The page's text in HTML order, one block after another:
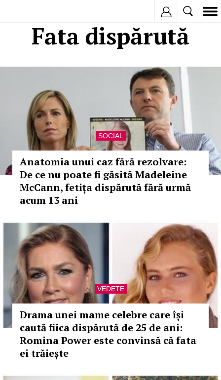
Fata dispărută
SOCIAL
Anatomia unui caz fără rezolvare:
De ce nu poate fi găsită Madeleine
McCann, fetița dispărută fără urmă
acum 13 ani
VEDETE
Drama unei mame celebre care își
caută fiica dispărută de 25 de ani:
Romina Power este convinsă că fata
ei trăiește